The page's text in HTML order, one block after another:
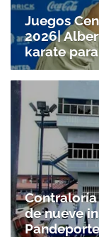
Gracias
Juegos
2026|
karate
de nueve